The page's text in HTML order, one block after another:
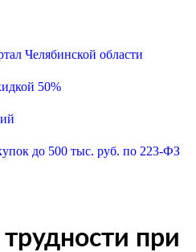
Челябинской области
50%
до 500 тыс. руб. по 223-ФЗ
при